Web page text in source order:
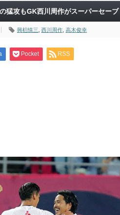
の猛攻もGK西川周作がスーパー
興梠慎三 西川周作 高木俊幸
Pocket RSS